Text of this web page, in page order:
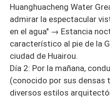
Huanghuacheng Water
admirar la espectacular
en el agua" → Estancia
característico al pie de la
ciudad de Huairou.
Día 2: Por la mañana,
(conocido por sus densas
diversos estilos